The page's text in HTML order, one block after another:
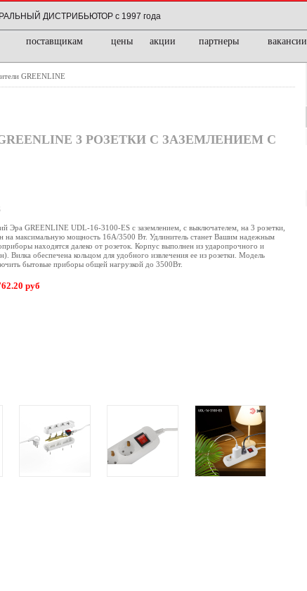
ДИСТРИБЬЮТОР с 1997 года
поставщикам цены акции партнеры вакансии
GREENLINE
3 РОЗЕТКИ С ЗАЗЕМЛЕНИЕМ С
Эра GREENLINE UDL-16-3100-ES с заземлением, с выключателем, на 3 розетки,
максимальную мощность 16А/3500 Вт. Удлинитель станет Вашим надежным
находятся далеко от розеток. Корпус выполнен из ударопрочного и
Вилка обеспечена кольцом для удобного извлечения ее из розетки. Модель
бытовые приборы общей нагрузкой до 3500Вт.
руб